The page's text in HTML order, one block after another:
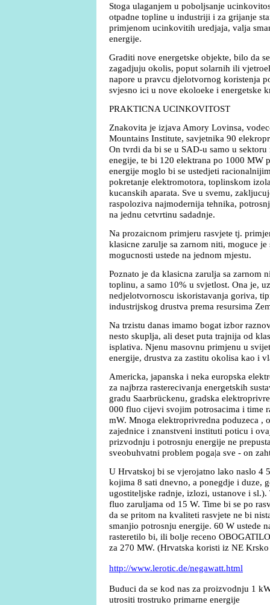
Stoga ulaganjem u poboljsanje
otpadne topline u industriji i za grijanje
primjenom ucinkovitih uredjaja, valja
energije.
Graditi nove energetske objekte, bilo da
zagadjuju okolis, poput solarnih ili
napore u pravcu djelotvornog koristenja
svjesno ici u nove ekoloeke i energetske
PRAKTICNA UCINKOVITOST
Znakovita je izjava Amory Lovinsa,
Mountains Institute, savjetnika 90
On tvrdi da bi se u SAD-u samo u
enegije, te bi 120 elektrana po 1000 MW
energije moglo bi se ustedjeti
pokretanje elektromotora, toplinskom
kucanskih aparata. Sve u svemu,
raspoloziva najmodernija tehnika,
na jednu cetvrtinu sadadnje.
Na prozaicnom primjeru rasvjete tj.
klasicne zarulje sa zarnom niti, moguce
mogucnosti ustede na jednom mjestu.
Poznato je da klasicna zarulja sa zarnom
toplinu, a samo 10% u svjetlost. Ona je,
nedjelotvornoscu iskoristavanja goriva,
industrijskog drustva prema resursima
Na trzistu danas imamo bogat izbor
nesto skuplja, ali deset puta trajnija od
isplativa. Njenu masovnu primjenu u
energije, drustva za zastitu okolisa kao i
Americka, japanska i neka europska
za najbrza rasterecivanja energetskih
gradu Saarbrückenu, gradska
000 fluo cijevi svojim potrosacima i time
mW. Mnoga elektroprivredna poduzeca ,
zajednice i znanstveni instituti poticu i
prizvodnju i potrosnju energije ne
sveobuhvatni problem poga|a sve - on
U Hrvatskoj bi se vjerojatno lako naslo 4
kojima 8 sati dnevno, a ponegdje i duze,
ugostiteljske radnje, izlozi, ustanove i
fluo zaruljama od 15 W. Time bi se po
da se pritom na kvaliteti rasvjete ne bi
smanjio potrosnju energije. 60 W ustede
rasteretilo bi, ili bolje receno
za 270 MW. (Hrvatska koristi iz NE
http://www.lerotic.de/negawatt.html
Buduci da se kod nas za proizvodnju 1
utrositi trostruko primarne energije